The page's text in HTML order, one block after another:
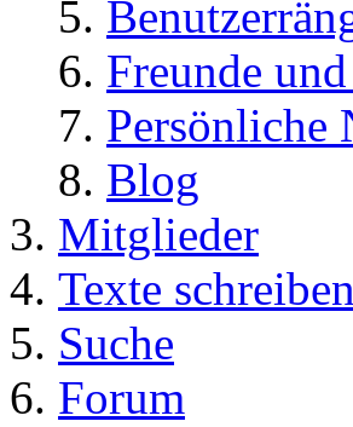
Freunde
Persönliche
Blog
Mitglieder
Texte schreiben
Suche
Forum